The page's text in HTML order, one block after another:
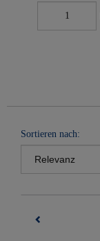
Sortieren nach: